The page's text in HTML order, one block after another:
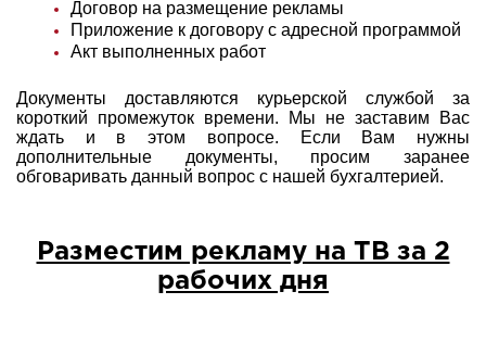
Договор на размещение рекламы
Приложение к договору с адресной программой
Акт выполненных работ
Документы доставляются курьерской службой за
короткий промежуток времени. Мы не заставим Вас
ждать и в этом вопросе. Если Вам нужны
дополнительные документы, просим заранее
обговаривать данный вопрос с нашей бухгалтерией.
Разместим рекламу на ТВ за 2
рабочих дня